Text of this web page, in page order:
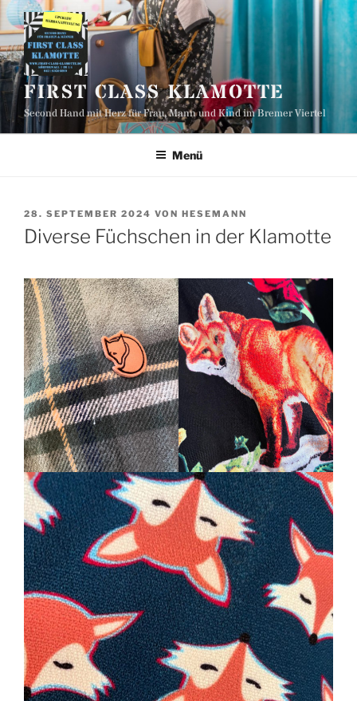
Zum
Inhalt
springen
FIRST CLASS KLAMOTTE
Second Hand mit Herz für Frau, Mann und Kind im Bremer Viertel
Menü
VERÖFFENTLICHT
AM
28. SEPTEMBER 2024 VON HESEMANN
Diverse Füchschen in der Klamotte